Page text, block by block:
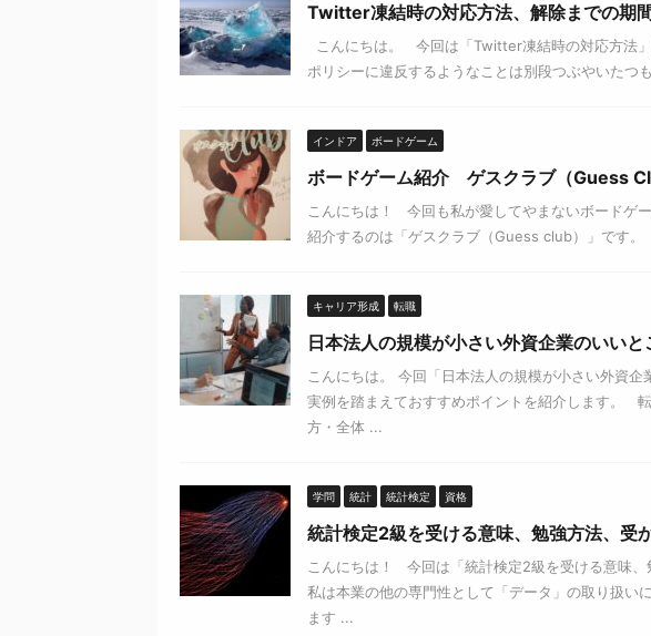
Twitter凍結時の対応方法、解除までの期
こんにちは。 今回は「Twitter凍結時の対応方法
ポリシーに違反するようなことは別段つぶやいたつ
インドア ボードゲーム
ボードゲーム紹介 ゲスクラブ（Guess
こんにちは！ 今回も私が愛してやまないボードゲ
紹介するのは「ゲスクラブ（Guess club）」です
キャリア形成 転職
日本法人の規模が小さい外資企業のいい
こんにちは。 今回「日本法人の規模が小さい外資
実例を踏まえておすすめポイントを紹介します。
方・全体 ...
学問 統計 統計検定 資格
統計検定2級を受ける意味、勉強方法、受
こんにちは！ 今回は「統計検定2級を受ける意味、
私は本業の他の専門性として「データ」の取り扱い
ます ...